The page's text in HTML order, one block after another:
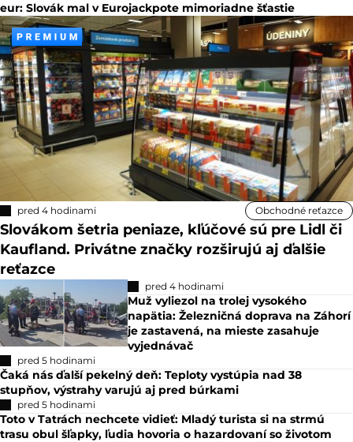
eur: Slovák mal v Eurojackpote mimoriadne šťastie
pred 4 hodinami Obchodné reťazce
Slovákom šetria peniaze, kľúčové sú pre Lidl či
Kaufland. Privátne značky rozširujú aj ďalšie
reťazce
pred 4 hodinami
Muž vyliezol na trolej vysokého
napätia: Železničná doprava na Záhorí
je zastavená, na mieste zasahuje
vyjednávač
pred 5 hodinami
Čaká nás ďalší pekelný deň: Teploty vystúpia nad 38
stupňov, výstrahy varujú aj pred búrkami
pred 5 hodinami
Toto v Tatrách nechcete vidieť: Mladý turista si na strmú
trasu obul šľapky, ľudia hovoria o hazardovaní so životom